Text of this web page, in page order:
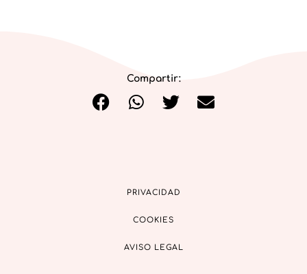
Compartir:
PRIVACIDAD
COOKIES
AVISO LEGAL